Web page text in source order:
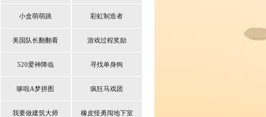
小盒萌萌跳 彩虹制造者
美国队长翻翻看 游戏过程奖励
520爱神降临 寻找单身狗
哆啦A梦拼图 疯狂马戏团
我要做建筑大师 橡皮怪勇闯地下室